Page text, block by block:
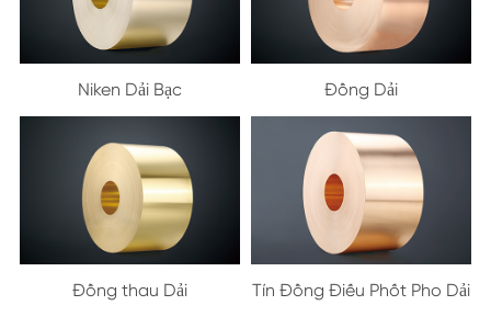
Niken Dải Bạc Đồng Dải
Đồng thau Dải Tín Đồng Điếu Phốt Pho Dải